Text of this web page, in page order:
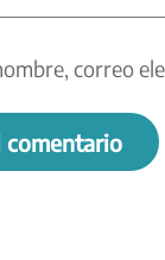
correo